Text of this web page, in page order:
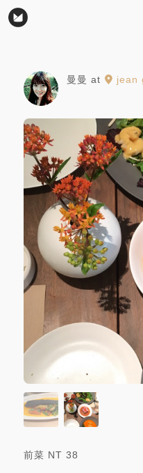
曼曼 at jean
前菜 NT 38